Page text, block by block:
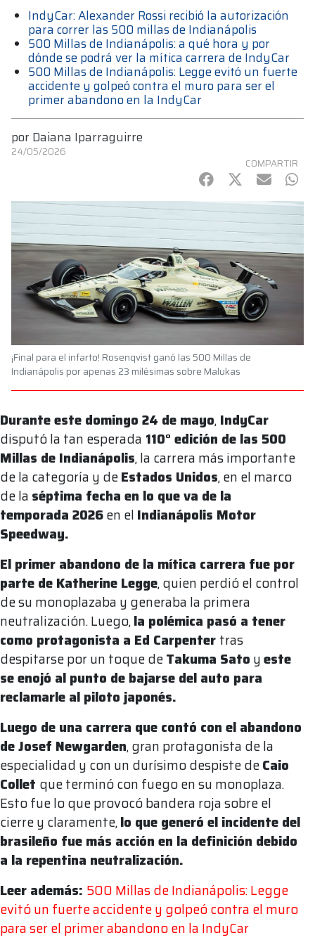
IndyCar: Alexander Rossi recibió la autorización
para correr las 500 millas de Indianápolis
500 Millas de Indianápolis: a qué hora y por
dónde se podrá ver la mítica carrera de IndyCar
500 Millas de Indianápolis: Legge evitó un fuerte
accidente y golpeó contra el muro para ser el
primer abandono en la IndyCar
por Daiana Iparraguirre
24/05/2026
COMPARTIR
Facebook
Twitter
mail
¡Final para el infarto! Rosenqvist ganó las 500 Millas de
Indianápolis por apenas 23 milésimas sobre Malukas
Durante este domingo 24 de mayo, IndyCar
disputó la tan esperada 110° edición de las 500
Millas de Indianápolis, la carrera más importante
de la categoría y deEstados Unidos, en el marco
de la séptima fecha en lo que va de la
temporada 2026en el Indianápolis Motor
Speedway.
El primer abandono de la mítica carrera fue por
parte de Katherine Legge, quien perdió el control
de su monoplazaba y generaba la primera
neutralización. Luego,la polémica pasó a tener
como protagonista a Ed Carpenter tras
despitarse por un toque deTakuma Sato yeste
se enojó al punto de bajarse del auto para
reclamarle al piloto japonés.
Luego de una carrera que contó con el abandono
de Josef Newgarden, gran protagonista de la
especialidad y con un durísimo despiste deCaio
Collet que terminó con fuego en su monoplaza.
Esto fue lo que provocó bandera roja sobre el
cierre y claramente,lo que generó el incidente del
brasileño fue más acción en la definición debido
a la repentina neutralización.
Leer además: 500 Millas de Indianápolis: Legge
evitó un fuerte accidente y golpeó contra el muro
para ser el primer abandono en la IndyCar